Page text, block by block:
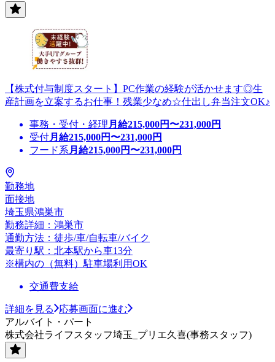
【株式付与制度スタート】PC作業の経験が活かせます◎生
産計画を立案するお仕事！残業少なめ☆仕出し弁当注文OK♪
事務・受付・経理 月給215,000円〜231,000円
受付月給215,000円〜231,000円
フード系 月給215,000円〜231,000円
勤務地
面接地
埼玉県鴻巣市
勤務詳細：鴻巣市
通勤方法：徒歩/車/自転車/バイク
最寄り駅：北本駅から車13分
※構内の（無料）駐車場利用OK
交通費支給
詳細を見る
応募画面に進む
アルバイト・パート
株式会社ライフスタッフ埼玉_プリエ久喜(事務スタッフ)